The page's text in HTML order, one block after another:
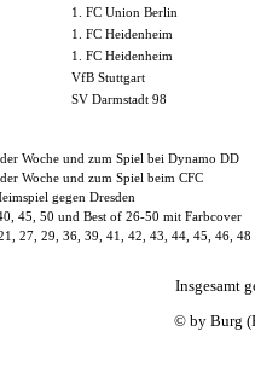
1. FC Union Berlin
1. FC Heidenheim
1. FC Heidenheim
VfB Stuttgart
SV Darmstadt 98
Woche und zum Spiel bei Dynamo DD
Woche und zum Spiel beim CFC
gegen Dresden
45, 50 und Best of 26-50 mit Farbcover
27, 29, 36, 39, 41, 42, 43, 44, 45, 46,
Insgesamt
© by Burg